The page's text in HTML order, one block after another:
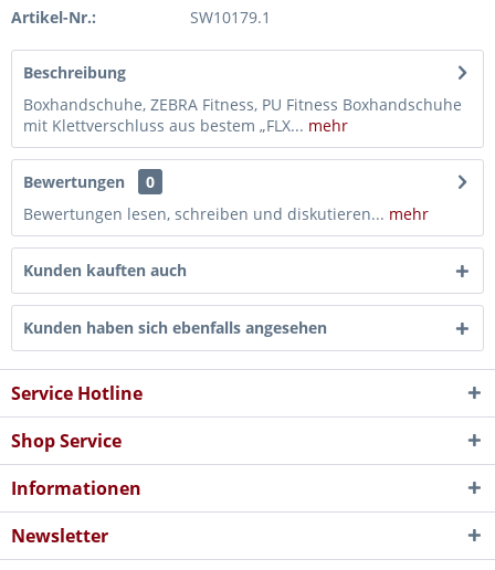
Artikel-Nr.: SW10179.1
Beschreibung
Boxhandschuhe, ZEBRA Fitness, PU Fitness Boxhandschuhe
mit Klettverschluss aus bestem „FLX... mehr
Bewertungen
0
Bewertungen lesen, schreiben und diskutieren... mehr
Kunden kauften auch
Kunden haben sich ebenfalls angesehen
Service Hotline
Shop Service
Informationen
Newsletter